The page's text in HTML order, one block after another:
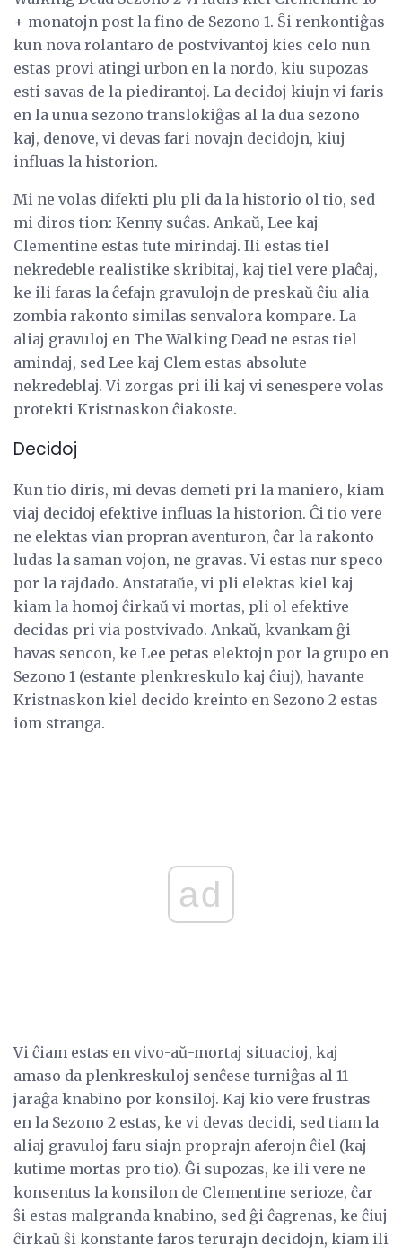
+ monatojn post la fino de Sezono 1. Ŝi renkontiĝas
kun nova rolantaro de postvivantoj kies celo nun
estas provi atingi urbon en la nordo, kiu supozas
esti savas de la piedirantoj. La decidoj kiujn vi faris
en la unua sezono translokiĝas al la dua sezono
kaj, denove, vi devas fari novajn decidojn, kiuj
influas la historion.
Mi ne volas difekti plu pli da la historio ol tio, sed
mi diros tion: Kenny suĉas. Ankaŭ, Lee kaj
Clementine estas tute mirindaj. Ili estas tiel
nekredeble realistike skribitaj, kaj tiel vere plaĉaj,
ke ili faras la ĉefajn gravulojn de preskaŭ ĉiu alia
zombia rakonto similas senvalora kompare. La
aliaj gravuloj en The Walking Dead ne estas tiel
amindaj, sed Lee kaj Clem estas absolute
nekredeblaj. Vi zorgas pri ili kaj vi senespere volas
protekti Kristnaskon ĉiakoste.
Decidoj
Kun tio diris, mi devas demeti pri la maniero, kiam
viaj decidoj efektive influas la historion. Ĉi tio vere
ne elektas vian propran aventuron, ĉar la rakonto
ludas la saman vojon, ne gravas. Vi estas nur speco
por la rajdado. Anstataŭe, vi pli elektas kiel kaj
kiam la homoj ĉirkaŭ vi mortas, pli ol efektive
decidas pri via postvivado. Ankaŭ, kvankam ĝi
havas sencon, ke Lee petas elektojn por la grupo en
Sezono 1 (estante plenkreskulo kaj ĉiuj), havante
Kristnaskon kiel decido kreinto en Sezono 2 estas
iom stranga.
ad
Vi ĉiam estas en vivo-aŭ-mortaj situacioj, kaj
amaso da plenkreskuloj senĉese turniĝas al 11-
jaraĝa knabino por konsiloj. Kaj kio vere frustras
en la Sezono 2 estas, ke vi devas decidi, sed tiam la
aliaj gravuloj faru siajn proprajn aferojn ĉiel (kaj
kutime mortas pro tio). Ĝi supozas, ke ili vere ne
konsentus la konsilon de Clementine serioze, ĉar
ŝi estas malgranda knabino, sed ĝi ĉagrenas, ke ĉiuj
ĉirkaŭ ŝi konstante faros terurajn decidojn, kiam ili